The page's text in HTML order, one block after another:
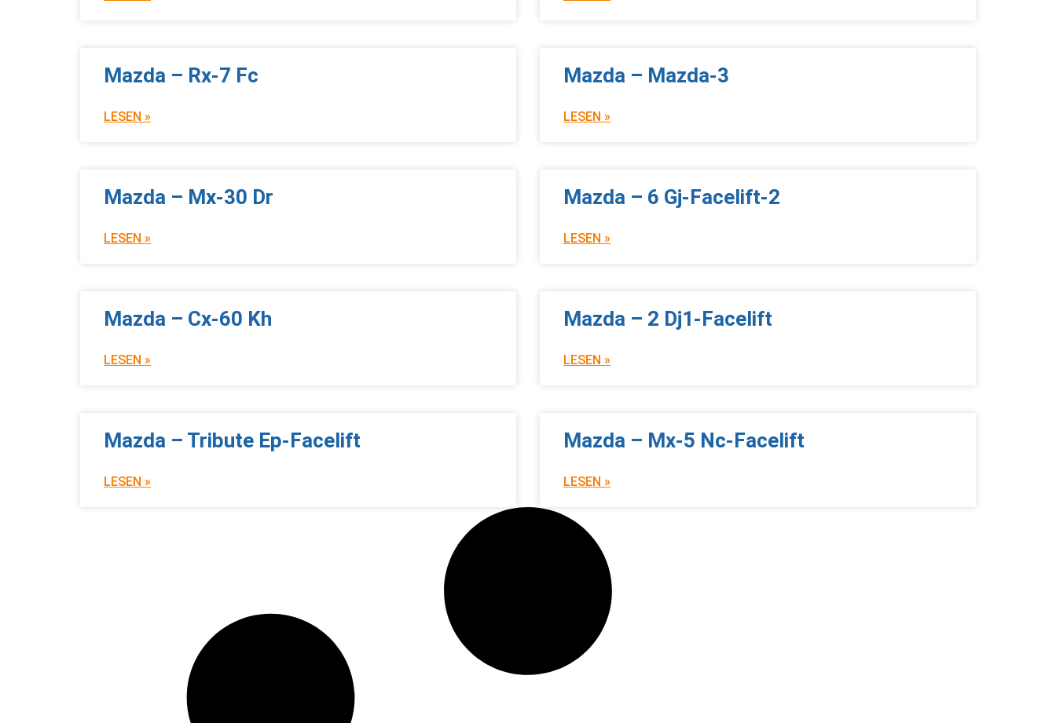
Mazda – Rx-7 Fc
LESEN »
Mazda – Mazda-3
LESEN »
Mazda – Mx-30 Dr
LESEN »
Mazda – 6 Gj-Facelift-2
LESEN »
Mazda – Cx-60 Kh
LESEN »
Mazda – 2 Dj1-Facelift
LESEN »
Mazda – Tribute Ep-Facelift
LESEN »
Mazda – Mx-5 Nc-Facelift
LESEN »